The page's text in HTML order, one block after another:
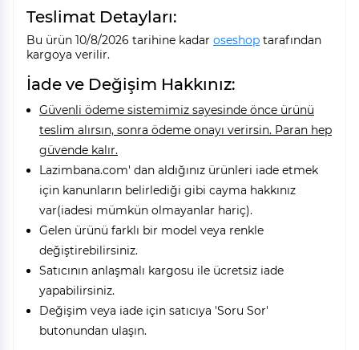
Teslimat Detayları:
Bu ürün 10/8/2026 tarihine kadar oseshop tarafından
kargoya verilir.
İade ve Değişim Hakkınız:
Güvenli ödeme sistemimiz sayesinde önce ürünü
teslim alırsın, sonra ödeme onayı verirsin. Paran hep
güvende kalır.
Lazimbana.com' dan aldığınız ürünleri iade etmek
için kanunların belirlediği gibi cayma hakkınız
var(iadesi mümkün olmayanlar hariç).
Gelen ürünü farklı bir model veya renkle
değiştirebilirsiniz.
Satıcının anlaşmalı kargosu ile ücretsiz iade
yapabilirsiniz.
Değişim veya iade için satıcıya 'Soru Sor'
butonundan ulaşın.